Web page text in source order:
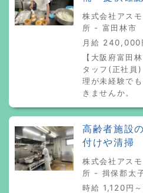
株式会社アス
所 - 富田林市
月給 240,000
【大阪府富田
タッフ(正社
理が未経験で
きませんか。
高齢者施設
付けや清掃
株式会社アス
所 - 揖保郡太
時給 1,120円